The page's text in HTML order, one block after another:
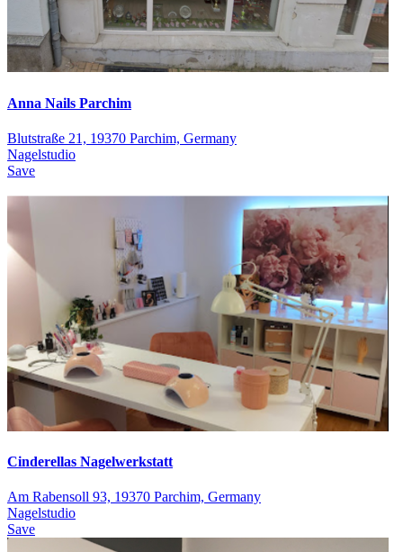
Anna Nails Parchim
Blutstraße 21, 19370 Parchim, Germany
Nagelstudio
Save
Cinderellas Nagelwerkstatt
Am Rabensoll 93, 19370 Parchim, Germany
Nagelstudio
Save